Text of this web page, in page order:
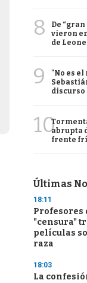
8
De
vieron
de
9
"No es
discurso
10abrupta
frente
Últimas
18:11
Profesores
"censura"
películas
raza
18:03
La